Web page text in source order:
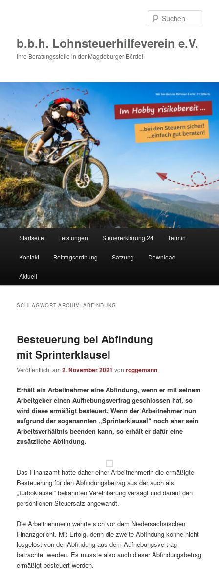
b.b.h. Lohnsteuerhilfeverein e.V.
Ihre Beratungsstelle in der Magdeburger Börde!
Startseite Leistungen Steuererklärung 24 Termin
Kontakt Beitragsordnung Satzung Download
Aktuell
SCHLAGWORT-ARCHIV:ABFINDUNG
Besteuerung bei Abfindung
mit Sprinterklausel
Veröffentlicht am2. November 2021 vonroggemann
Erhält ein Arbeitnehmer eine Abfindung, wenn er mit seinem
Arbeitgeber einen Aufhebungsvertrag geschlossen hat, so
wird diese ermäßigt besteuert. Wenn der Arbeitnehmer nun
aufgrund der sogenannten „Sprinterklausel“ noch eher sein
Arbeitsverhältnis beenden kann, so erhält er dafür eine
zusätzliche Abfindung.
Das Finanzamt hatte daher einer Arbeitnehmerin die ermäßigte
Besteuerung für den Abfindungsbetrag aus der auch als
„Turboklausel“ bekannten Vereinbarung versagt und darauf den
persönlichen Steuersatz angewandt.
Die Arbeitnehmerin wehrte sich vor dem Niedersächsischen
Finanzgericht. Mit Erfolg, denn die zweite Abfindung könne nicht
losgelöst von der Abfindung aus dem Aufhebungsvertrag
betrachtet werden. Es musste also auch dieser Abfindungsbetrag
ermäßigt besteuert werden.